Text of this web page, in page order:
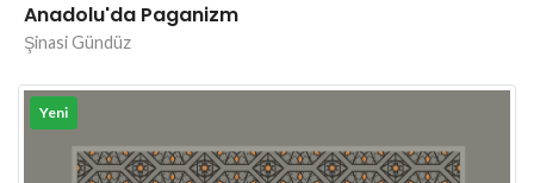
Anadolu'da Paganizm
Şinasi Gündüz
Yeni